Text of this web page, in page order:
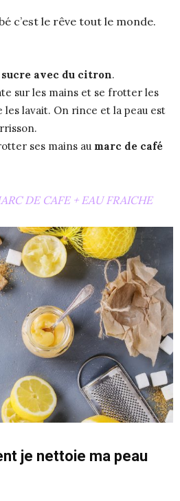
c’est le rêve tout le monde.
sucre avec du citron.
sur les mains et se frotter les
les lavait. On rince et la peau est
ses mains au marc de café
DE CAFE + EAU FRAICHE
je nettoie ma peau